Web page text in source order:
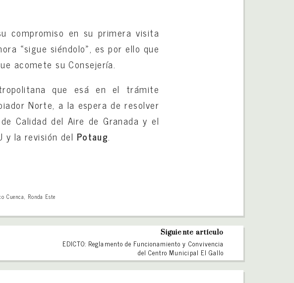
compromiso en su primera visita
«sigue siéndolo», es por ello que
acomete su Consejería.
que esá en el trámite
Norte, a la espera de resolver
Calidad del Aire de Granada y el
y la revisión del Potaug.
Cuenca Ronda Este
Siguiente artículo
EDICTO: Reglamento de Funcionamiento y Convivencia
del Centro Municipal El Gallo